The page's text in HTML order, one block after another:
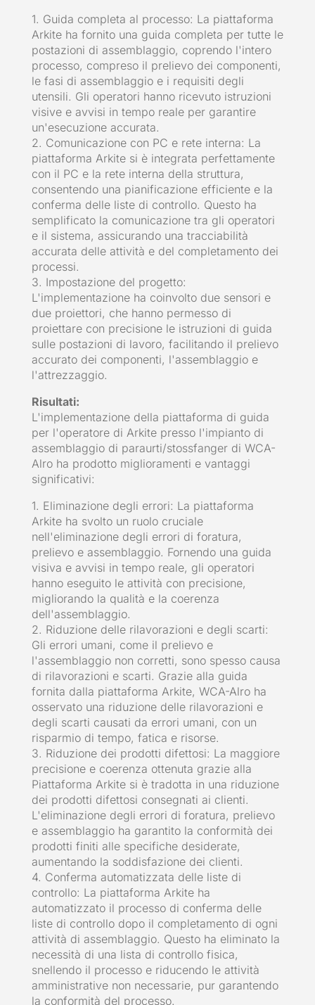
1. Guida completa al processo: La piattaforma
Arkite ha fornito una guida completa per tutte le
postazioni di assemblaggio, coprendo l'intero
processo, compreso il prelievo dei componenti,
le fasi di assemblaggio e i requisiti degli
utensili. Gli operatori hanno ricevuto istruzioni
visive e avvisi in tempo reale per garantire
un'esecuzione accurata.
2. Comunicazione con PC e rete interna: La
piattaforma Arkite si è integrata perfettamente
con il PC e la rete interna della struttura,
consentendo una pianificazione efficiente e la
conferma delle liste di controllo. Questo ha
semplificato la comunicazione tra gli operatori
e il sistema, assicurando una tracciabilità
accurata delle attività e del completamento dei
processi.
3. Impostazione del progetto:
L'implementazione ha coinvolto due sensori e
due proiettori, che hanno permesso di
proiettare con precisione le istruzioni di guida
sulle postazioni di lavoro, facilitando il prelievo
accurato dei componenti, l'assemblaggio e
l'attrezzaggio.
Risultati:
L'implementazione della piattaforma di guida
per l'operatore di Arkite presso l'impianto di
assemblaggio di paraurti/stossfanger di WCA-
Alro ha prodotto miglioramenti e vantaggi
significativi:
1. Eliminazione degli errori: La piattaforma
Arkite ha svolto un ruolo cruciale
nell'eliminazione degli errori di foratura,
prelievo e assemblaggio. Fornendo una guida
visiva e avvisi in tempo reale, gli operatori
hanno eseguito le attività con precisione,
migliorando la qualità e la coerenza
dell'assemblaggio.
2. Riduzione delle rilavorazioni e degli scarti:
Gli errori umani, come il prelievo e
l'assemblaggio non corretti, sono spesso causa
di rilavorazioni e scarti. Grazie alla guida
fornita dalla piattaforma Arkite, WCA-Alro ha
osservato una riduzione delle rilavorazioni e
degli scarti causati da errori umani, con un
risparmio di tempo, fatica e risorse.
3. Riduzione dei prodotti difettosi: La maggiore
precisione e coerenza ottenuta grazie alla
Piattaforma Arkite si è tradotta in una riduzione
dei prodotti difettosi consegnati ai clienti.
L'eliminazione degli errori di foratura, prelievo
e assemblaggio ha garantito la conformità dei
prodotti finiti alle specifiche desiderate,
aumentando la soddisfazione dei clienti.
4. Conferma automatizzata delle liste di
controllo: La piattaforma Arkite ha
automatizzato il processo di conferma delle
liste di controllo dopo il completamento di ogni
attività di assemblaggio. Questo ha eliminato la
necessità di una lista di controllo fisica,
snellendo il processo e riducendo le attività
amministrative non necessarie, pur garantendo
la conformità del processo.